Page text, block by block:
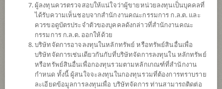
ความเสี่ยงปานกลาง
ค่อนข้างสูง
5
ตั้งแต่ต้นปี
ผู้ลงทุนควรตรวจสอบให้แน่ใจว่าผู้ขายหน่วยลงทุนเป็นบุคคลที่
ได้รับความเห็นชอบจากสำนักงานคณะกรรมการ ก.ล.ต. และ
ควรขอดูบัตรประจำตัวของบุคคลดังกล่าวที่สำนักงานคณะ
กรรมการ ก.ล.ต. ออกให้ด้วย
บริษัทจัดการอาจลงทุนในหลักทรัพย์ หรือทรัพย์สินอื่นเพื่อ
บริษัทจัดการเช่นเดียวกันกับที่บริษัทจัดการลงทุนใน หลักทรัพย์
หรือทรัพย์สินอื่นเพื่อกองทุนรวมตามหลักเกณฑ์ที่สำนักงาน
กำหนด ทั้งนี้ ผู้สนใจจะลงทุนในกองทุนรวมที่ต้องการทราบราย
ละเอียดข้อมูลการลงทุนเพื่อ บริษัทจัดการ ท่านสามารถติดต่อ